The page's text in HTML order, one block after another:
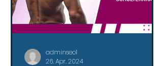
adminseo1
26. Apr. 2024